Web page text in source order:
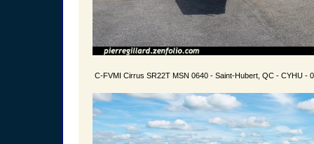
C-FVMI Cirrus SR22T MSN 0640 - Saint-Hubert, QC - CYHU -